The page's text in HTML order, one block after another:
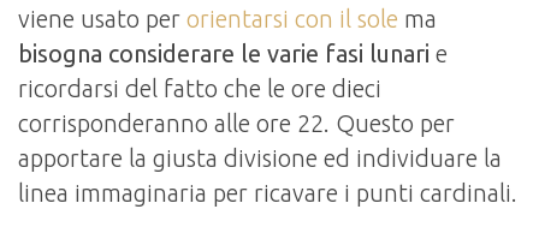
viene usato per orientarsi con il sole ma
bisogna considerare le varie fasi lunari e
ricordarsi del fatto che le ore dieci
corrisponderanno alle ore 22. Questo per
apportare la giusta divisione ed individuare la
linea immaginaria per ricavare i punti cardinali.